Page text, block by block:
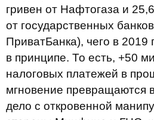
гривен от Нафтогаза и
от государственных
ПриватБанка), чего в 2019
в принципе. То есть, +50
налоговых платежей в
мгновение превращаются
дело с откровенной